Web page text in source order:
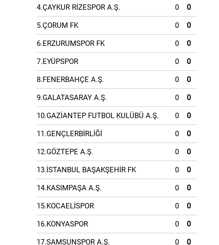
4.ÇAYKUR RİZESPOR A.Ş. 0 0
5.ÇORUM FK 0 0
6.ERZURUMSPOR FK 0 0
7.EYÜPSPOR 0 0
8.FENERBAHÇE A.Ş. 0 0
9.GALATASARAY A.Ş. 0 0
10.GAZİANTEP FUTBOL KULÜBÜ A.Ş. 0 0
11.GENÇLERBİRLİĞİ 0 0
12.GÖZTEPE A.Ş. 0 0
13.İSTANBUL BAŞAKŞEHİR FK 0 0
14.KASIMPAŞA A.Ş. 0 0
15.KOCAELİSPOR 0 0
16.KONYASPOR 0 0
17.SAMSUNSPOR A.Ş. 0 0